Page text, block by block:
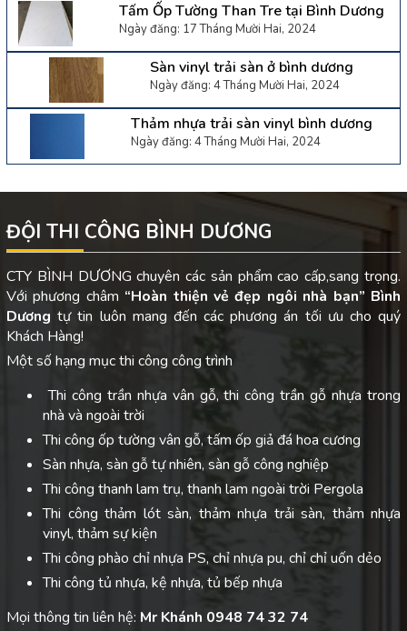
Tấm Ốp Tường Than Tre tại Bình Dương
Ngày đăng: 17 Tháng Mười Hai, 2024
Sàn vinyl trải sàn ở bình dương
Ngày đăng: 4 Tháng Mười Hai, 2024
Thảm nhựa trải sàn vinyl bình dương
Ngày đăng: 4 Tháng Mười Hai, 2024
ĐỘI THI CÔNG BÌNH DƯƠNG
CTY BÌNH DƯƠNG chuyên các sản phẩm cao cấp,sang trọng.
Với phương châm “Hoàn thiện vẻ đẹp ngôi nhà bạn” Bình
Dươngtự tin luôn mang đến các phương án tối ưu cho quý
Khách Hàng!
Một số hạng mục thi công công trình
Thi công trần nhựa vân gỗ, thi công trần gỗ nhựa trong
nhà và ngoài trời
Thi công ốp tường vân gỗ, tấm ốp giả đá hoa cương
Sàn nhựa, sàn gỗ tự nhiên, sàn gỗ công nghiệp
Thi công thanh lam trụ, thanh lam ngoài trời Pergola
Thi công thảm lót sàn, thảm nhựa trải sàn, thảm nhựa
vinyl, thảm sự kiện
Thi công phào chỉ nhựa PS, chỉ nhựa pu, chỉ chỉ uốn dẻo
Thi công tủ nhựa, kệ nhựa, tủ bếp nhựa
Mọi thông tin liên hệ: Mr Khánh 0948 74 32 74